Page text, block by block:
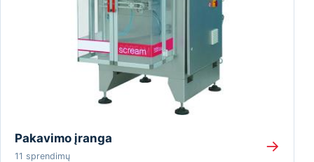
Pakavimo įranga
11 sprendimų
→